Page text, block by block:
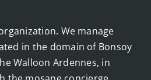
We manage
in the domain of Bonsoy
Walloon Ardennes, in